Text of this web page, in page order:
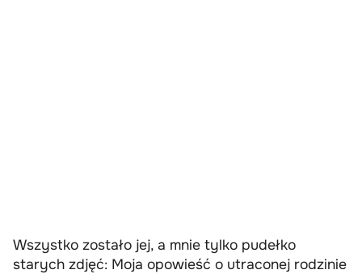
Wszystko zostało jej, a mnie tylko pudełko
starych zdjęć: Moja opowieść o utraconej rodzinie